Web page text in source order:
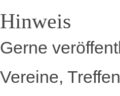
Hinweis
Gerne
Vereine,